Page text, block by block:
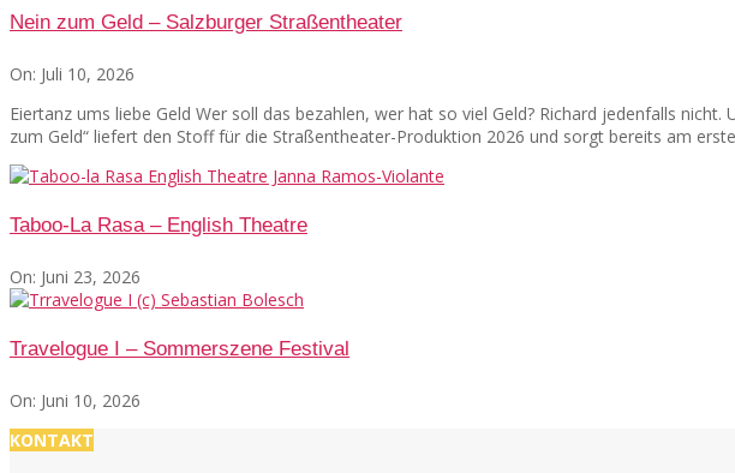
Nein zum Geld – Salzburger Straßentheater
On: Juli 10, 2026
Eiertanz ums liebe Geld Wer soll das bezahlen, wer hat so viel Geld? Richard jedenfalls
zum Geld“ liefert den Stoff für die Straßentheater-Produktion 2026 und sorgt bereits am
Taboo-La Rasa – English Theatre
On: Juni 23, 2026
Travelogue I – Sommerszene Festival
On: Juni 10, 2026
KONTAKT